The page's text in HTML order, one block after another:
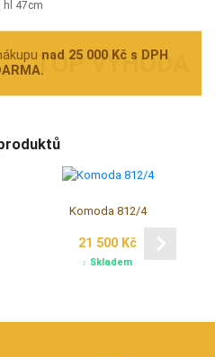
hl 47cm
nad 25 000 Kč s DPH
Komoda 812/4
21 500 Kč
Skladem